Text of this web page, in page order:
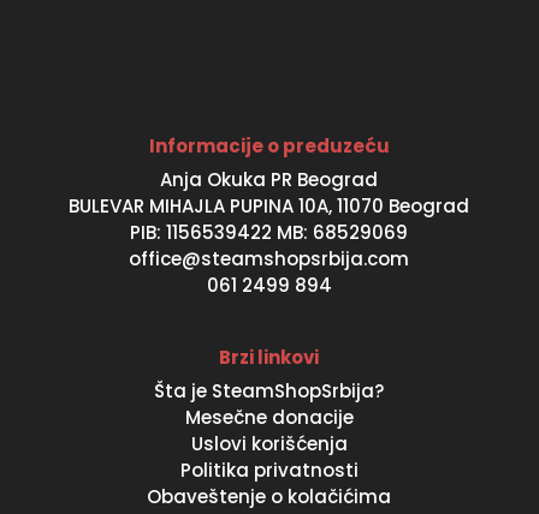
Informacije o preduzeću
Anja Okuka PR Beograd
BULEVAR MIHAJLA PUPINA 10A, 11070 Beograd
PIB: 1156539422 MB: 68529069
office@steamshopsrbija.com
061 2499 894
Brzi linkovi
Šta je SteamShopSrbija?
Mesečne donacije
Uslovi korišćenja
Politika privatnosti
Obaveštenje o kolačićima